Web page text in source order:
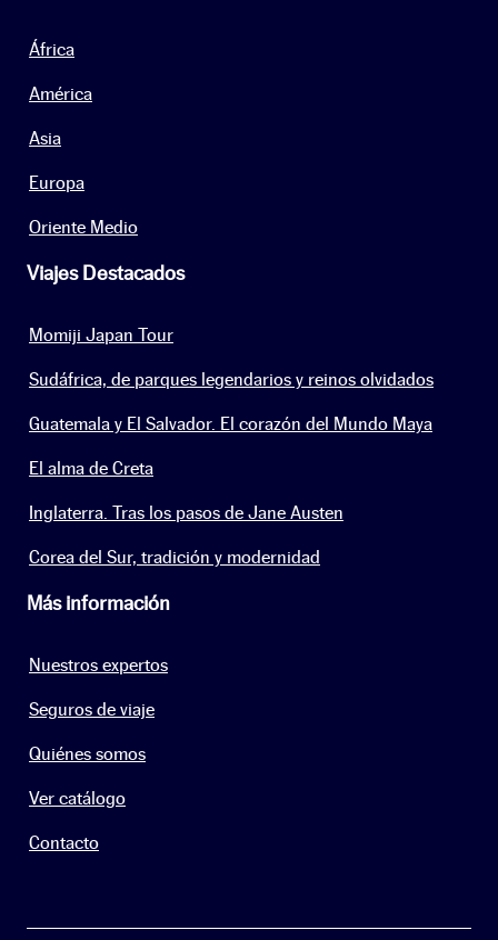
África
América
Asia
Europa
Oriente Medio
Viajes Destacados
Momiji Japan Tour
Sudáfrica, de parques legendarios y reinos olvidados
Guatemala y El Salvador. El corazón del Mundo Maya
El alma de Creta
Inglaterra. Tras los pasos de Jane Austen
Corea del Sur, tradición y modernidad
Más información
Nuestros expertos
Seguros de viaje
Quiénes somos
Ver catálogo
Contacto